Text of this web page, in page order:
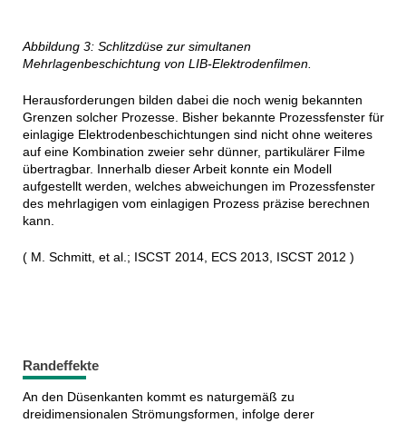
Abbildung 3: Schlitzdüse zur simultanen
Mehrlagenbeschichtung von LIB-Elektrodenfilmen.
Herausforderungen bilden dabei die noch wenig bekannten
Grenzen solcher Prozesse. Bisher bekannte Prozessfenster für
einlagige Elektrodenbeschichtungen sind nicht ohne weiteres
auf eine Kombination zweier sehr dünner, partikulärer Filme
übertragbar. Innerhalb dieser Arbeit konnte ein Modell
aufgestellt werden, welches abweichungen im Prozessfenster
des mehrlagigen vom einlagigen Prozess präzise berechnen
kann.
( M. Schmitt, et al.; ISCST 2014, ECS 2013, ISCST 2012 )
Randeffekte
An den Düsenkanten kommt es naturgemäß zu
dreidimensionalen Strömungsformen, infolge derer